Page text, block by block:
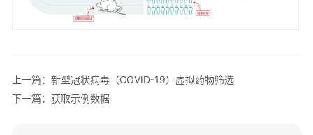
选
上一篇：新型冠状病毒（COVID-19）虚拟药物筛选
下一篇：获取示例数据